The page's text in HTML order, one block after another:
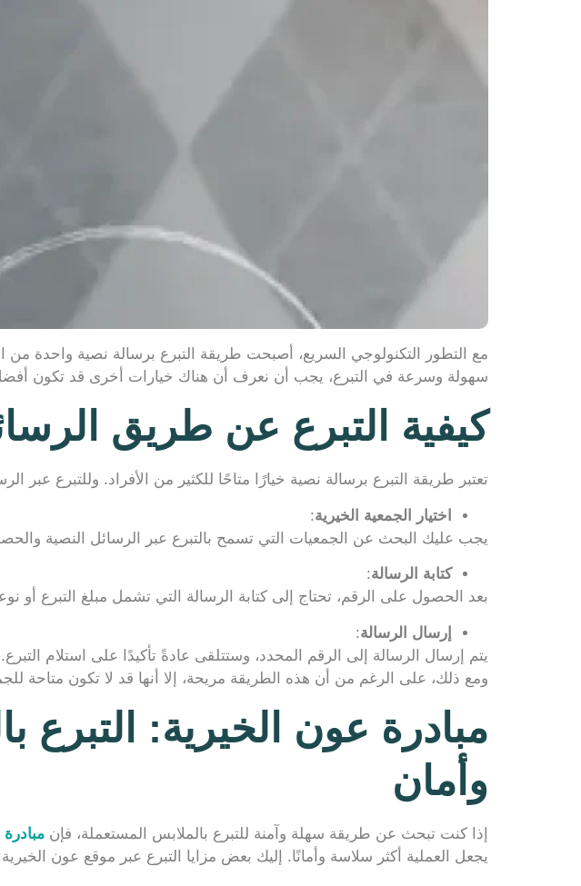
مع التطور التكنولوجي السريع، أصبحت طريقة التبرع برسالة نصية واحدة من
سهولة وسرعة في التبرع، يجب أن نعرف أن هناك خيارات أخرى قد تكون أفضل،
كيفية التبرع عن طريق
تعتبر طريقة التبرع برسالة نصية خيارًا متاحًا للكثير من الأفراد. وللتبرع عبر
اختيار الجمعية الخيرية:
يجب عليك البحث عن الجمعيات التي تسمح بالتبرع عبر الرسائل النصية
كتابة الرسالة:
بعد الحصول على الرقم، تحتاج إلى كتابة الرسالة التي تشمل مبلغ التبرع أو
إرسال الرسالة:
يتم إرسال الرسالة إلى الرقم المحدد، وستتلقى عادةً تأكيدًا على استلام التبرع.
ومع ذلك، على الرغم من أن هذه الطريقة مريحة، إلا أنها قد لا تكون متاحة
مبادرة عون الخيرية: التبرع
وأمان
إذا كنت تبحث عن طريقة سهلة وآمنة للتبرع بالملابس المستعملة، فإن
يجعل العملية أكثر سلاسة وأمانًا. إليك بعض مزايا التبرع عبر موقع عون